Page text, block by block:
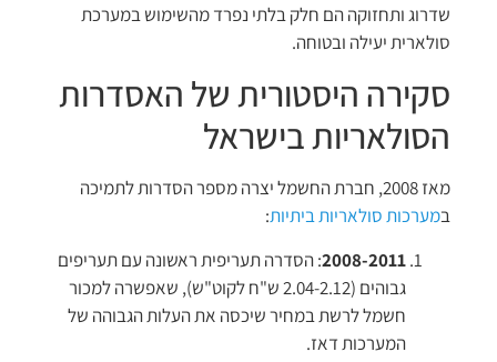
שדרוג ותחזוקה הם חלק בלתי נפרד מהשימוש במערכת
סולארית יעילה ובטוחה.
סקירה היסטורית של האסדרות
הסולאריות בישראל
מאז 2008, חברת החשמל יצרה מספר הסדרות לתמיכה
במערכות סולאריות ביתיות:
2008-2011: הסדרה תעריפית ראשונה עם תעריפים
גבוהים (2.04-2.12 ש"ח לקוט"ש), שאפשרה למכור
חשמל לרשת במחיר שיכסה את העלות הגבוהה של
המערכות דאז.